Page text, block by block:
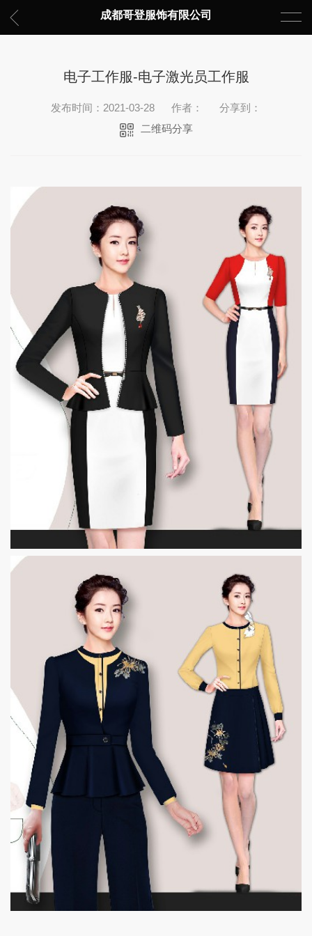
成都哥登服饰有限公司
电子工作服-电子激光员工作服
发布时间：2021-03-28 作者：
分享到：
二维码分享